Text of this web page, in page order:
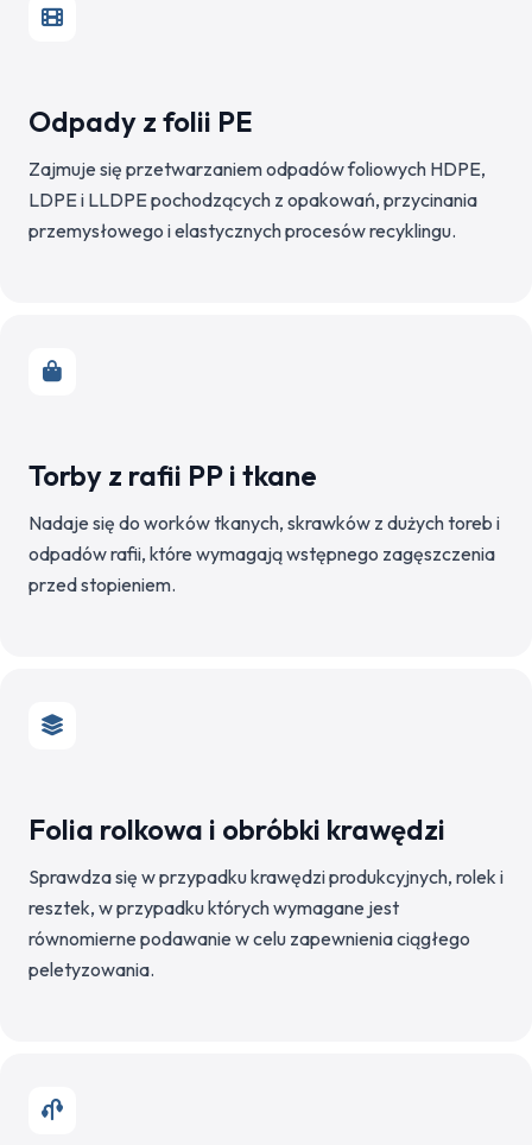
Odpady z folii PE
Zajmuje się przetwarzaniem odpadów foliowych HDPE,
LDPE i LLDPE pochodzących z opakowań, przycinania
przemysłowego i elastycznych procesów recyklingu.
Torby z rafii PP i tkane
Nadaje się do worków tkanych, skrawków z dużych toreb i
odpadów rafii, które wymagają wstępnego zagęszczenia
przed stopieniem.
Folia rolkowa i obróbki krawędzi
Sprawdza się w przypadku krawędzi produkcyjnych, rolek i
resztek, w przypadku których wymagane jest
równomierne podawanie w celu zapewnienia ciągłego
peletyzowania.